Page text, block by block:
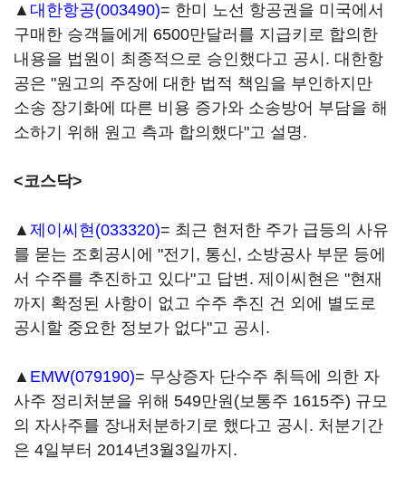
▲ 대한항공(003490)= 한미 노선 항공권을 미국에서
구매한 승객들에게 6500만달러를 지급키로 합의한
내용을 법원이 최종적으로 승인했다고 공시. 대한항
공은 "원고의 주장에 대한 법적 책임을 부인하지만
소송 장기화에 따른 비용 증가와 소송방어 부담을 해
소하기 위해 원고 측과 합의했다"고 설명.
<코스닥>
▲ 제이씨현(033320)= 최근 현저한 주가 급등의 사유
를 묻는 조회공시에 "전기, 통신, 소방공사 부문 등에
서 수주를 추진하고 있다"고 답변. 제이씨현은 "현재
까지 확정된 사항이 없고 수주 추진 건 외에 별도로
공시할 중요한 정보가 없다"고 공시.
▲ EMW(079190)= 무상증자 단수주 취득에 의한 자
사주 정리처분을 위해 549만원(보통주 1615주) 규모
의 자사주를 장내처분하기로 했다고 공시. 처분기간
은 4일부터 2014년3월3일까지.